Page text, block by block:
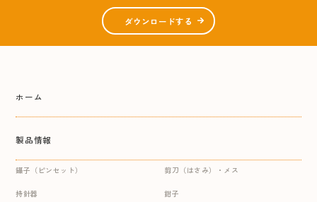
ダウンロードする
ホーム
製品情報
鑷子（ピンセット） 剪刀（はさみ）・メス
持針器 鉗子